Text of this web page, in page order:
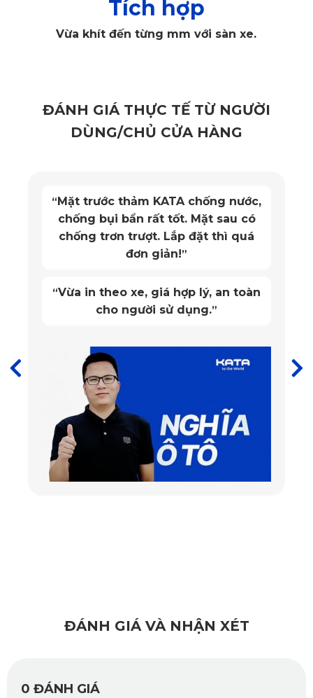
Mỗi loại đều có đặc điểm tính chất cũng như công năng, giá
thành riêng, phù hợp với nhu cầu sử dụng của người mua.
hiện tại. Đặc biệt, hãng KATA mới đây đã tung ra phiên bản
thảm sàn xe nâng cấp mới với nhiều tính năng hấp dẫn
Thiết kế thảm KATA được nâng cấp như
không còn quá bất ngờ về đặc điểm và công dụng của thảm
và lợi ích cho người dùng, công ty KATA đã tiến một bước
mạnh mẽ. Đó chính là việc nghiên cứu và nâng cấp mẫu
thảm lót sàn ô tômới, với tên gọi MASTER TECH 2.0. Mẫu
sản phẩm này đã được các chuyên gia đầy kinh nghiệm của
KATA dày công sáng tạo và phát triển trong thời gian dài.
Chúng ta hãy cùng điểm qua một vài tính năng mà siêu
phẩm này sở hữu nhé:
Tích hợp
Vừa khít đến từng mm với sàn xe.
ĐÁNH GIÁ THỰC TẾ TỪ NGƯỜI
DÙNG/CHỦ CỬA HÀNG
“Mặt trước thảm KATA chống nước,
chống bụi bẩn rất tốt. Mặt sau có
chống trơn trượt. Lắp đặt thì quá
đơn giản!”
“Vừa in theo xe, giá hợp lý, an toàn
cho người sử dụng.”
ĐÁNH GIÁ VÀ NHẬN XÉT
0 ĐÁNH GIÁ